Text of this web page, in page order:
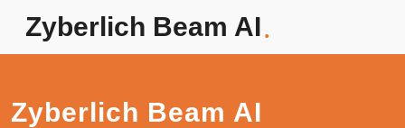
Zyberlich Beam AI
Zyberlich Beam AI